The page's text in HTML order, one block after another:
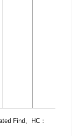
Find、HC：